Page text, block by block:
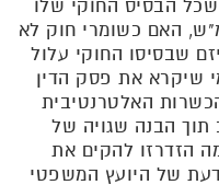
הבסיס החוקי שלו
האם כשומרי חוק לא
שבסיסו החוקי עלול
שיקרא את פסק הדין
האלטרנטיבית
הבנה שגויה של
הזדרזו להקים את
של היועץ המשפטי